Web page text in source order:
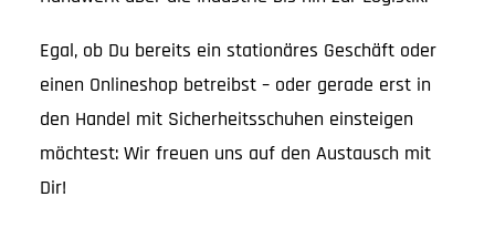
Egal, ob Du bereits ein stationäres Geschäft oder
einen Onlineshop betreibst – oder gerade erst in
den Handel mit Sicherheitsschuhen einsteigen
möchtest: Wir freuen uns auf den Austausch mit
Dir!